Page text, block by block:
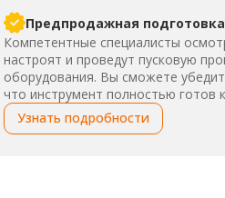
Предпродажная подготовка
Компетентные специалисты
настроят и проведут пусковую
оборудования. Вы сможете
что инструмент полностью готов
Узнать подробности